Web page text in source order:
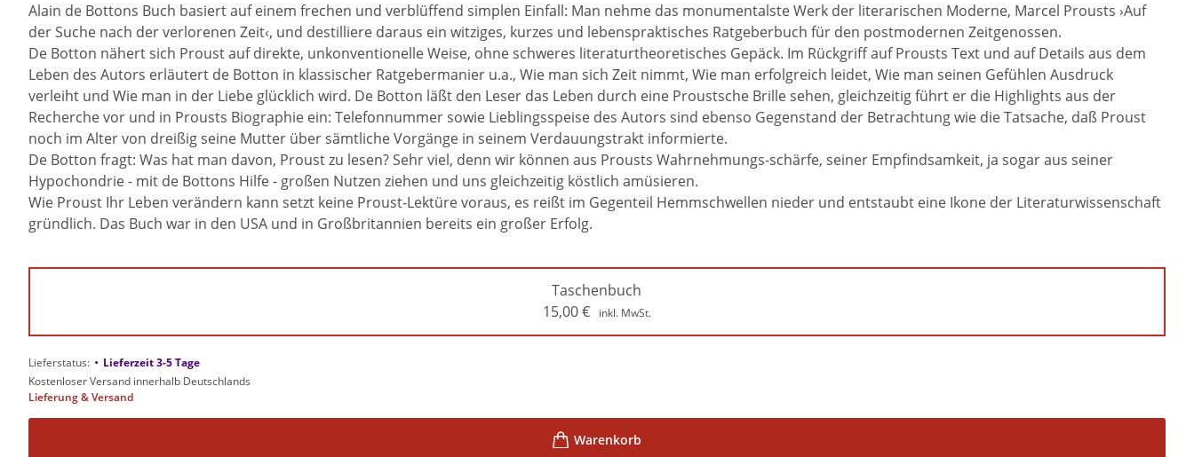
Alain de Bottons Buch basiert auf einem frechen und verblüffend simplen Einfall: Man nehme das monumentalste Werk der literarischen Moderne, Marcel Prousts ›Auf
der Suche nach der verlorenen Zeit‹, und destilliere daraus ein witziges, kurzes und lebenspraktisches Ratgeberbuch für den postmodernen Zeitgenossen.
De Botton nähert sich Proust auf direkte, unkonventionelle Weise, ohne schweres literaturtheoretisches Gepäck. Im Rückgriff auf Prousts Text und auf Details aus dem
Leben des Autors erläutert de Botton in klassischer Ratgebermanier u.a., Wie man sich Zeit nimmt, Wie man erfolgreich leidet, Wie man seinen Gefühlen Ausdruck
verleiht und Wie man in der Liebe glücklich wird. De Botton läßt den Leser das Leben durch eine Proustsche Brille sehen, gleichzeitig führt er die Highlights aus der
Recherche vor und in Prousts Biographie ein: Telefonnummer sowie Lieblingsspeise des Autors sind ebenso Gegenstand der Betrachtung wie die Tatsache, daß Proust
noch im Alter von dreißig seine Mutter über sämtliche Vorgänge in seinem Verdauungstrakt informierte.
De Botton fragt: Was hat man davon, Proust zu lesen? Sehr viel, denn wir können aus Prousts Wahrnehmungs-schärfe, seiner Empfindsamkeit, ja sogar aus seiner
Hypochondrie - mit de Bottons Hilfe - großen Nutzen ziehen und uns gleichzeitig köstlich amüsieren.
Wie Proust Ihr Leben verändern kann setzt keine Proust-Lektüre voraus, es reißt im Gegenteil Hemmschwellen nieder und entstaubt eine Ikone der Literaturwissenschaft
gründlich. Das Buch war in den USA und in Großbritannien bereits ein großer Erfolg.
Taschenbuch
15,00€ inkl. MwSt.
Lieferstatus: • Lieferzeit 3-5 Tage
Kostenloser Versand innerhalb Deutschlands
Lieferung & Versand